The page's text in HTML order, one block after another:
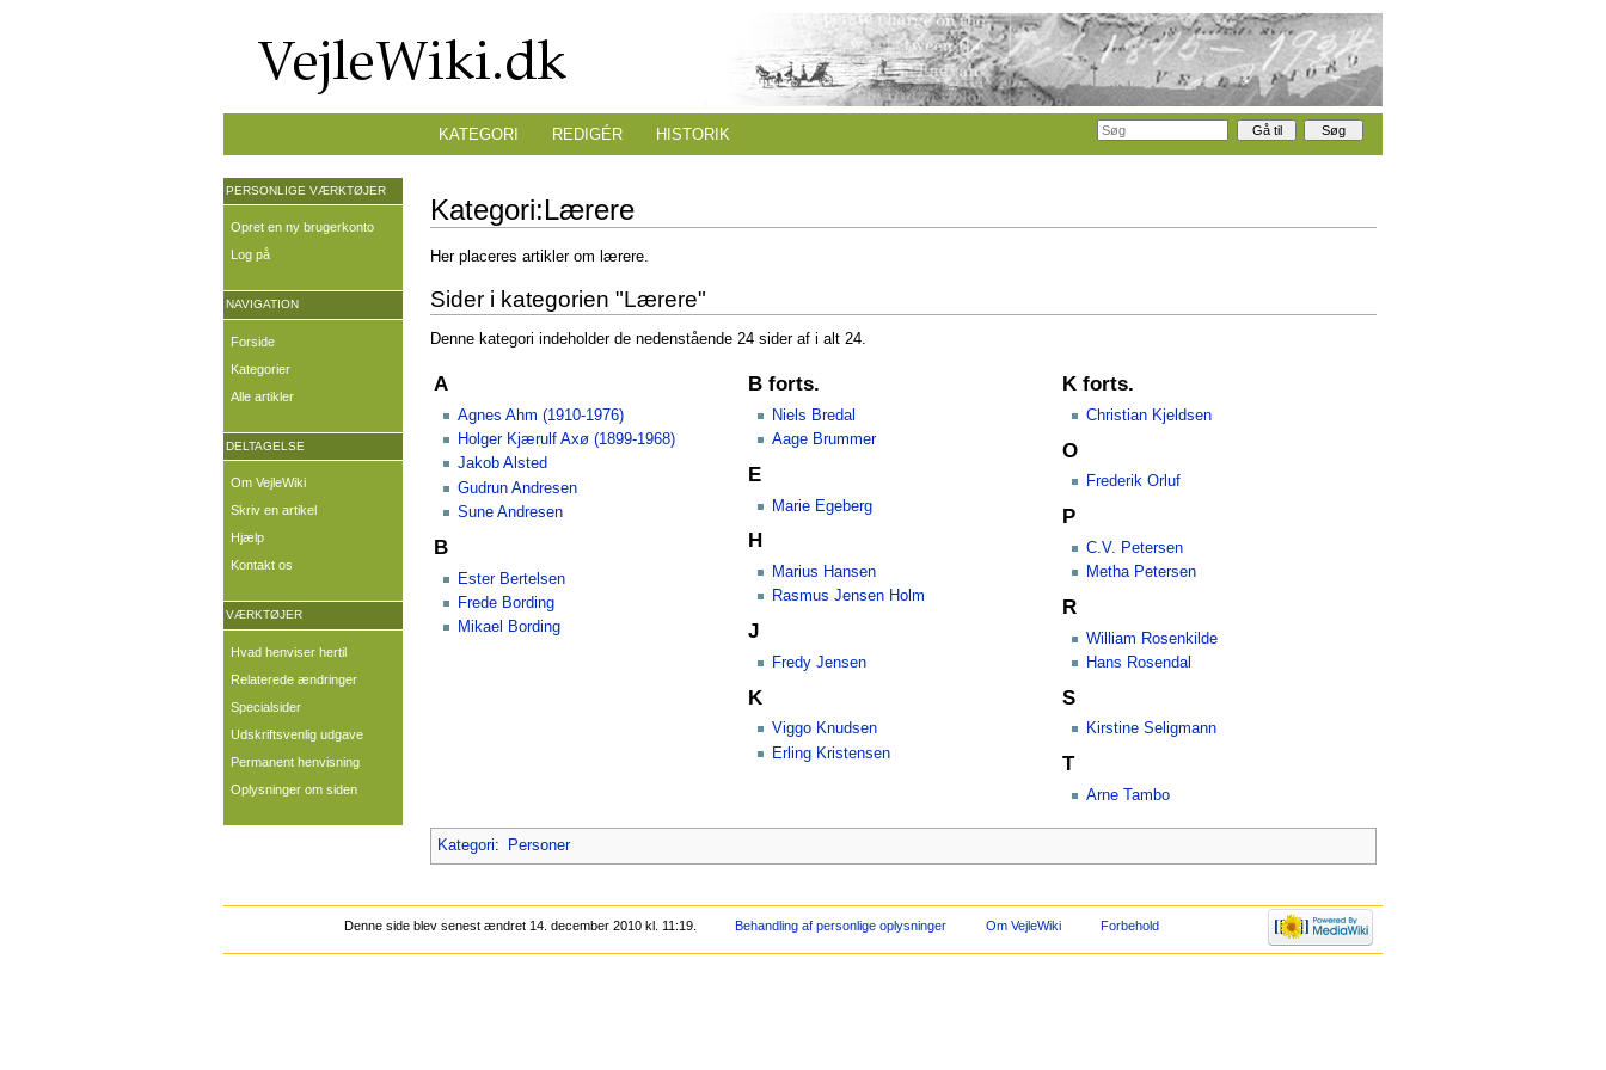
Kategori:Lærere
Her placeres artikler om lærere.
Sider i kategorien "Lærere"
Denne kategori indeholder de nedenstående 24 sider af i alt 24.
A
Agnes Ahm (1910-1976)
Holger Kjærulf Axø (1899-1968)
Jakob Alsted
Gudrun Andresen
Sune Andresen
B
Ester Bertelsen
Frede Bording
Mikael Bording
B forts.
Niels Bredal
Aage Brummer
E
Marie Egeberg
H
Marius Hansen
Rasmus Jensen Holm
J
Fredy Jensen
K
Viggo Knudsen
Erling Kristensen
K forts.
Christian Kjeldsen
O
Frederik Orluf
P
C.V. Petersen
Metha Petersen
R
William Rosenkilde
Hans Rosendal
S
Kirstine Seligmann
T
Arne Tambo
Kategori: Personer
KATEGORI REDIGÉR HISTORIK
PERSONLIGE VÆRKTØJER
Opret en ny brugerkonto
Log på
NAVIGATION
Forside
Kategorier
Alle artikler
DELTAGELSE
Om VejleWiki
Skriv en artikel
Hjælp
Kontakt os
VÆRKTØJER
Hvad henviser hertil
Relaterede ændringer
Specialsider
Udskriftsvenlig udgave
Permanent henvisning
Oplysninger om siden
Denne side blev senest ændret 14. december 2010 kl. 11:19. Behandling af personlige oplysninger Om VejleWiki Forbehold